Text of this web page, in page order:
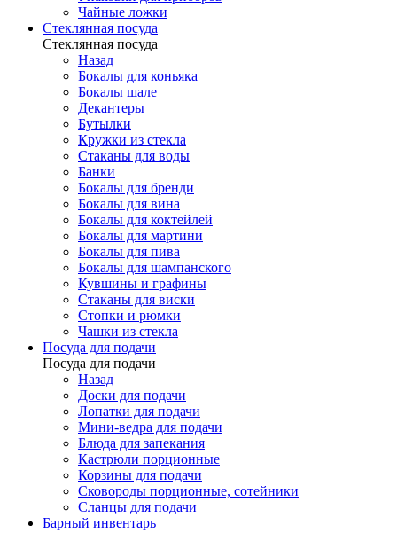
Чайные ложки
Стеклянная посуда
Стеклянная посуда
Назад
Бокалы для коньяка
Бокалы шале
Декантеры
Бутылки
Кружки из стекла
Стаканы для воды
Банки
Бокалы для бренди
Бокалы для вина
Бокалы для коктейлей
Бокалы для мартини
Бокалы для пива
Бокалы для шампанского
Кувшины и графины
Стаканы для виски
Стопки и рюмки
Чашки из стекла
Посуда для подачи
Посуда для подачи
Назад
Доски для подачи
Лопатки для подачи
Мини-ведра для подачи
Блюда для запекания
Кастрюли порционные
Корзины для подачи
Сковороды порционные, сотейники
Сланцы для подачи
Барный инвентарь